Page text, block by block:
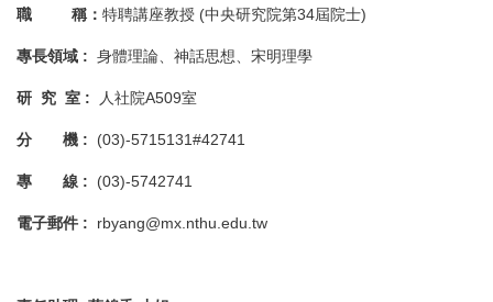
職 稱： 特聘講座教授 (中央研究院第34屆院士)
專長領域 : 身體理論、神話思想、宋明理學
研 究 室 : 人社院A509室
分 機 : (03)-5715131#42741
專 線 : (03)-5742741
電子郵件 : rbyang@mx.nthu.edu.tw